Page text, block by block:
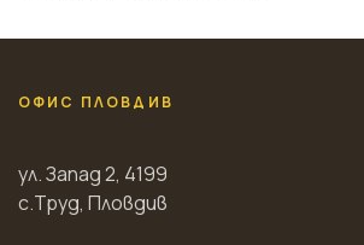
ОФИС ПЛОВДИВ
ул. Запад 2, 4199
с.Труд, Пловдив